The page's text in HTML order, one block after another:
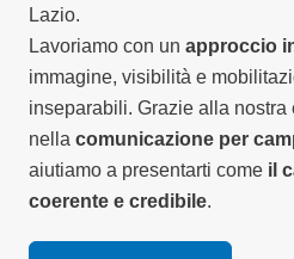
Lazio.
Lavoriamo con un approccio
immagine, visibilità e
inseparabili. Grazie alla nostra
nella comunicazione per
aiutiamo a presentarti come il
coerente e credibile.